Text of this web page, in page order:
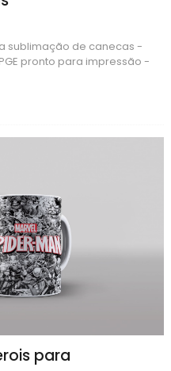
sublimação de canecas -
pronto para impressão -
para